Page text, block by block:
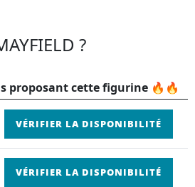
?
proposant cette figurine 🔥🔥
VÉRIFIER LA DISPONIBILITÉ
VÉRIFIER LA DISPONIBILITÉ